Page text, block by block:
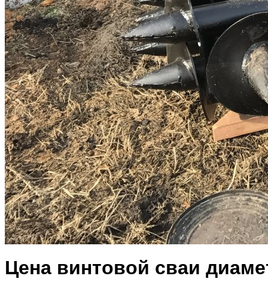
Цена винтовой сваи